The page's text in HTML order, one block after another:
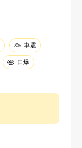
車震
口爆